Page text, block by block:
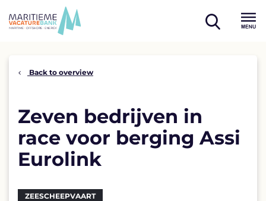
open
Back to overview
Zeven bedrijven in
race voor berging Assi
Eurolink
ZEESCHEEPVAART